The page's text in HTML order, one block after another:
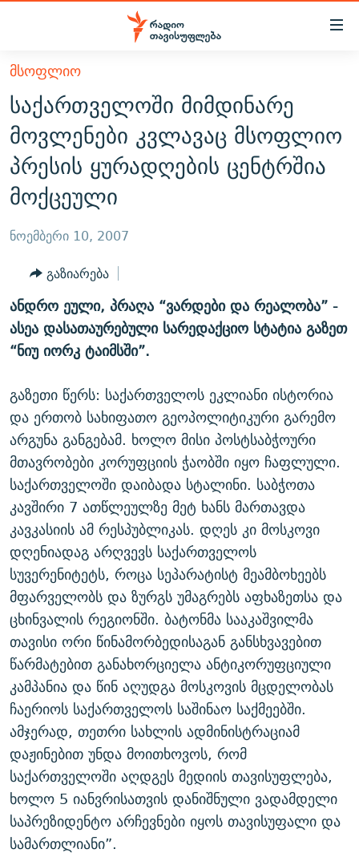
Accessibility
მთავარ
შინაარსზე
დაბრუნება
მთავარ
ნავიგაციაზე
დაბრუნება
ძიებაზე
დაბრუნება
ᲐᲮᲐᲚᲘ ᲐᲛᲑᲔᲑᲘ
ᲗᲔᲛᲔᲑᲘ
ᲞᲝᲚᲘᲢᲘᲙᲐ
ᲔᲙᲝᲜᲝᲛᲘᲙᲐ
ᲡᲐᲖᲝᲒᲐᲓᲝᲔᲑᲐ
ᲙᲣᲚᲢᲣᲠᲐ
ᲕᲘᲓᲔᲝ
ᲑᲚᲝᲒᲔᲑᲘ
ᲞᲝᲓᲙᲐᲡᲢᲔᲑᲘ
ᲐᲡᲐᲗᲘᲐᲜᲘᲡ ᲙᲣᲗᲮᲔ
60 ᲓᲔᲪᲘᲑᲔᲚᲘ
ᲒᲐᲜᲙᲘᲗᲮᲕᲘᲡ ᲓᲦᲔ
ᲓᲘᲚᲘᲡ ᲡᲐᲣᲑᲠᲔᲑᲘ
ᲨᲘᲜ - ᲣᲪᲮᲝᲔᲗᲨᲘ
ᲚᲘᲢᲔᲠᲐᲢᲣᲠᲣᲚᲘ ᲬᲐᲮᲜᲐᲒᲔᲑᲘ
ᲐᲛᲔᲠᲘᲙᲣᲚᲘ ᲛᲝᲗᲮᲠᲝᲑᲐ
ᲘᲛᲞᲔᲠᲘᲐ ᲓᲐ ᲠᲐᲓᲘᲝ
ᲒᲐᲓᲐᲪᲔᲛᲔᲑᲘ
ᲤᲔᲜᲝᲕᲐᲜᲘ - 2.10
ᲞᲠᲝᲔᲥᲢᲔᲑᲘ
ᲣᲙᲠᲐᲘᲜᲐᲨᲘ ᲓᲐᲦᲣᲞᲣᲚᲘ ᲥᲐᲠᲗᲕᲔᲚᲘ ᲛᲔᲑᲠᲫᲝᲚᲔᲑᲘ - 2022
ᲓᲐᲛᲝᲣᲙᲘᲓᲔᲑᲚᲝᲑᲘᲡ 100 ᲬᲔᲚᲘ
11 ᲬᲔᲚᲘ - 11 ᲐᲛᲑᲐᲕᲘ
ᲡᲐᲞᲐᲠᲚᲐᲛᲔᲜᲢᲝ ᲐᲠᲩᲔᲕᲜᲔᲑᲘᲡ ᲘᲡᲢᲝᲠᲘᲐ
ᲑᲐᲕᲨᲕᲔᲑᲘ ᲞᲠᲝᲡᲢᲘᲢᲣᲪᲘᲐᲨᲘ - ᲐᲛᲝᲣᲗᲥᲛᲔᲚᲘ ᲐᲛᲑᲐᲕᲘ
5 ᲐᲛᲑᲐᲕᲘ - 20 ᲘᲕᲜᲘᲡᲡ ᲓᲐᲨᲐᲕᲔᲑᲣᲚᲔᲑᲘ
ᲐᲒᲕᲘᲡᲢᲝᲡ ᲝᲛᲘ
ПРИВЕТ ᲙᲣᲚᲢᲣᲠᲐ
ЭХО КАВКАЗА
რთე/რთ-ის ყველა საიტი
ᲛᲡᲝᲤᲚᲘᲝ
საქართველოში მიმდინარე
მოვლენები კვლავაც მსოფლიო
პრესის ყურადღების ცენტრშია
მოქცეული
ნოემბერი 10, 2007
გაზიარება
ანდრო ეული, პრაღა “ვარდები და რეალობა” -
ასეა დასათაურებული სარედაქციო სტატია გაზეთ
“ნიუ იორკ ტაიმსში”.
გაზეთი წერს: საქართველოს ეკლიანი ისტორია
და ერთობ სახიფათო გეოპოლიტიკური გარემო
არგუნა განგებამ. ხოლო მისი პოსტსაბჭოური
მთავრობები კორუფციის ჭაობში იყო ჩაფლული.
საქართველოში დაიბადა სტალინი. საბჭოთა
კავშირი 7 ათწლეულზე მეტ ხანს მართავდა
კავკასიის ამ რესპუბლიკას. დღეს კი მოსკოვი
დღენიადაგ არღვევს საქართველოს
სუვერენიტეტს, როცა სეპარატისტ მეამბოხეებს
მფარველობს და ზურგს უმაგრებს აფხაზეთსა და
ცხინვალის რეგიონში. ბატონმა სააკაშვილმა
თავისი ორი წინამორბედისაგან განსხვავებით
წარმატებით განახორციელა ანტიკორუფციული
კამპანია და წინ აღუდგა მოსკოვის მცდელობას
ჩაერიოს საქართველოს საშინაო საქმეებში.
ამჯერად, თეთრი სახლის ადმინისტრაციამ
დაჟინებით უნდა მოითხოვოს, რომ
საქართველოში აღდგეს მედიის თავისუფლება,
ხოლო 5 იანვრისათვის დანიშნული ვადამდელი
საპრეზიდენტო არჩევნები იყოს თავისუფალი და
სამართლიანი”.